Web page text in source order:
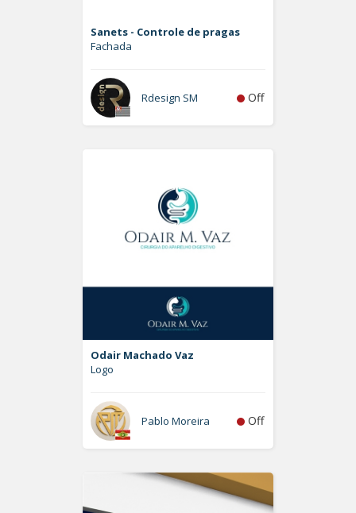
Sanets - Controle de pragas
Fachada
Rdesign SM Off
Odair Machado Vaz
Logo
Pablo Moreira Off